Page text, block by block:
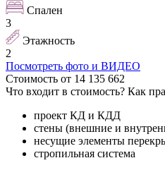
Спален
3
Этажность
2
Посмотреть фото и ВИДЕО
Стоимость от 14 135 662
Что входит в стоимость? Как
проект КД и КДД
стены (внешние и
несущие элементы
стропильная система